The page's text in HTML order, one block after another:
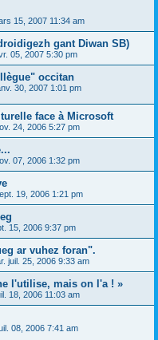
15, 2007 11:34 am
gant Diwan SB)
05, 2007 5:30 pm
occitan
30, 2007 1:01 pm
face à Microsoft
24, 2006 5:27 pm
07, 2006 1:32 pm
19, 2006 1:21 pm
15, 2006 9:37 pm
ar vuhez foran".
juil. 25, 2006 9:33 am
l'utilise, mais on l'a ! »
18, 2006 11:03 am
08, 2006 7:41 am